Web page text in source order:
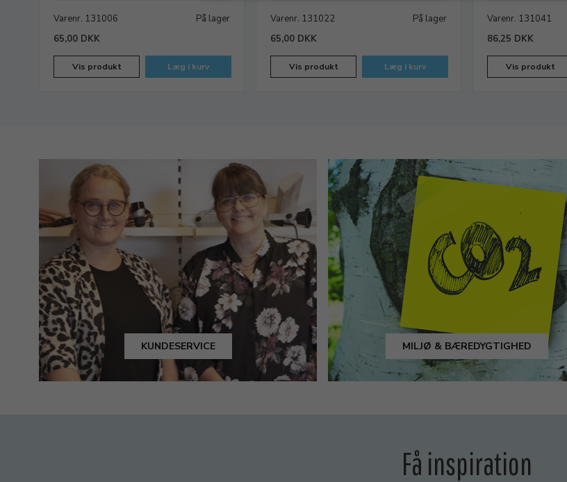
Varenr. 131006
På lager
65,00 DKK
Vis produkt Læg i kurv
Varenr. 131022
På lager
65,00 DKK
Vis produkt Læg i kurv
Varenr. 131041
86,25 DKK
Vis produkt
KUNDESERVICE MILJØ & BÆREDYGTIGHED
Få inspiration